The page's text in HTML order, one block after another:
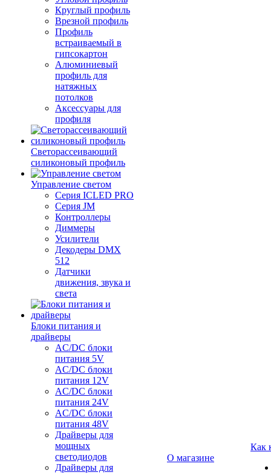
Круглый профиль
Врезной профиль
Профиль
встраиваемый в
гипсокартон
Алюминиевый
профиль для
натяжных
потолков
Аксессуары для
профиля
Светорассеивающий
силиконовый профиль
Управление светом
Серия ICLED PRO
Серия JM
Контроллеры
Диммеры
Усилители
Декодеры DMX
512
Датчики
движения, звука и
света
Блоки питания и
драйверы
AC/DC блоки
питания 5V
AC/DC блоки
питания 12V
AC/DC блоки
питания 24V
AC/DC блоки
питания 48V
Драйверы для
мощных
светодиодов
Драйверы для
О магазине
Как